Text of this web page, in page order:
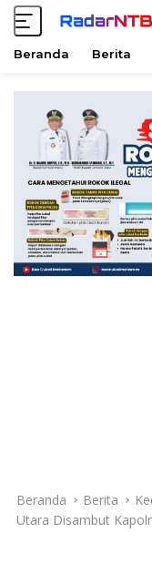
Beranda Berita
Beranda Berita
Utara Disambut